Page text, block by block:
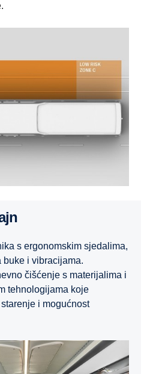
s ergonomskim sjedalima,
i vibracijama.
čišćenje s materijalima i
tehnologijama koje
i mogućnost